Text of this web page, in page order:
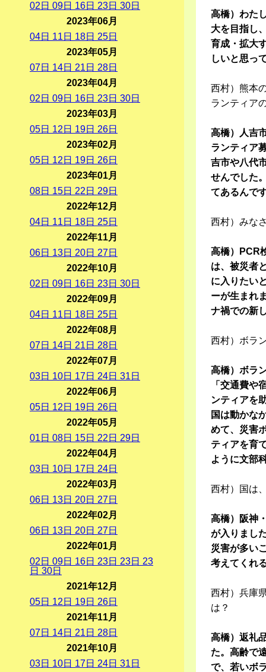
高橋）わた
大を目指し
育成・拡大
しいと思っ
西村）熊本
ランティア
高橋）人吉
ランティア
吉市や八代
せんでした
てあるんで
西村）みな
高橋）PCR
は、被災者
に入りたい
ーが生まれ
ナ禍での新
西村）ボラ
高橋）ボラ
「交通費や
ンティアを
国は動かな
めて、災害
ティアを育
ように文部
西村）国は
高橋）阪神
が入りまし
災害が多い
考えてくれ
西村）兵庫
は？
高橋）返礼
た。高齢で
で、若いボ
02 日 09日 16日 23日 30日
2023年06月
04日 11 日 18日 25日
2023年05月
07日 14日 21 日 28日
2023年04月
02 日 09日 16日 23日 30日
2023年03月
05日 12 日 19日 26日
2023年02月
05日 12 日 19日 26日
2023年01月
08日 15日 22 日 29日
2022年12月
04日 11 日 18日 25日
2022年11月
06日 13日 20日 27日
2022年10月
02 日 09日 16日 23日 30日
2022年09月
04日 11 日 18日 25日
2022年08月
07日 14日 21 日 28日
2022年07月
03日 10日 17日 24日 31 日
2022年06月
05日 12 日 19日 26日
2022年05月
01 日 08日 15日 22 日 29日
2022年04月
03日 10日 17日 24日
2022年03月
06日 13日 20日 27日
2022年02月
06日 13日 20日 27日
2022年01月
02 日 09日 16日 23日 23日 23
日 30日
2021年12月
05日 12 日 19日 26日
2021年11月
07日 14日 21 日 28日
2021年10月
03日 10日 17日 24日 31 日